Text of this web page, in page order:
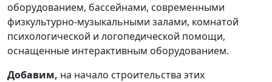
оборудованием, бассейнами, современными
физкультурно-музыкальными залами, комнатой
психологической и логопедической помощи,
оснащенные интерактивным оборудованием.
Добавим, на начало строительства этих